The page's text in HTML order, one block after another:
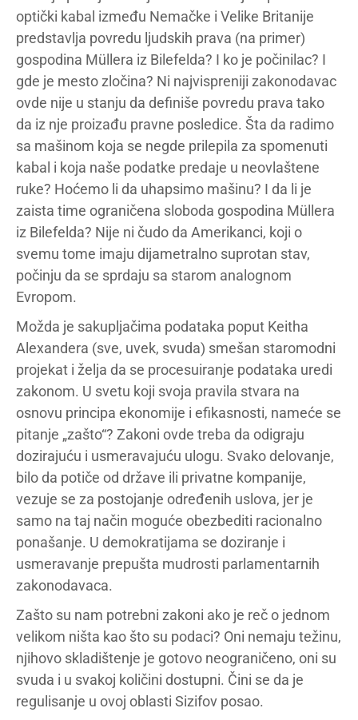
optički kabal između Nemačke i Velike Britanije
predstavlja povredu ljudskih prava (na primer)
gospodina Müllera iz Bilefelda? I ko je počinilac? I
gde je mesto zločina? Ni najvispreniji zakonodavac
ovde nije u stanju da definiše povredu prava tako
da iz nje proizađu pravne posledice. Šta da radimo
sa mašinom koja se negde prilepila za spomenuti
kabal i koja naše podatke predaje u neovlaštene
ruke? Hoćemo li da uhapsimo mašinu? I da li je
zaista time ograničena sloboda gospodina Müllera
iz Bilefelda? Nije ni čudo da Amerikanci, koji o
svemu tome imaju dijametralno suprotan stav,
počinju da se sprdaju sa starom analognom
Evropom.
Možda je sakupljačima podataka poput Keitha
Alexandera (sve, uvek, svuda) smešan staromodni
projekat i želja da se procesuiranje podataka uredi
zakonom. U svetu koji svoja pravila stvara na
osnovu principa ekonomije i efikasnosti, nameće se
pitanje „zašto“? Zakoni ovde treba da odigraju
dozirajuću i usmeravajuću ulogu. Svako delovanje,
bilo da potiče od države ili privatne kompanije,
vezuje se za postojanje određenih uslova, jer je
samo na taj način moguće obezbediti racionalno
ponašanje. U demokratijama se doziranje i
usmeravanje prepušta mudrosti parlamentarnih
zakonodavaca.
Zašto su nam potrebni zakoni ako je reč o jednom
velikom ništa kao što su podaci? Oni nemaju težinu,
njihovo skladištenje je gotovo neograničeno, oni su
svuda i u svakoj količini dostupni. Čini se da je
regulisanje u ovoj oblasti Sizifov posao.